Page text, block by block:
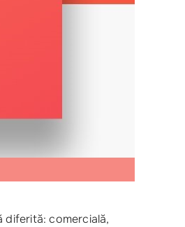
diferită: comercială,